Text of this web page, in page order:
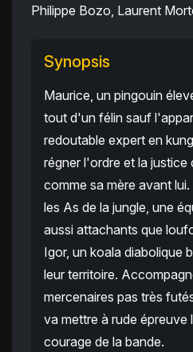
Philippe Bozo, Laurent
Synopsis
Maurice, un pingouin
tout d'un félin sauf
redoutable expert en
régner l'ordre et la justice
comme sa mère avant
les As de la jungle, une
aussi attachants que
Igor, un koala diabolique
leur territoire.
mercenaires pas très
va mettre à rude épreuve
courage de la bande.